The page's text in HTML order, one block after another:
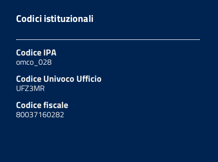
Codici istituzionali
Codice IPA
omco_028
Codice Univoco Ufficio
UFZ3MR
Codice fiscale
80037160282